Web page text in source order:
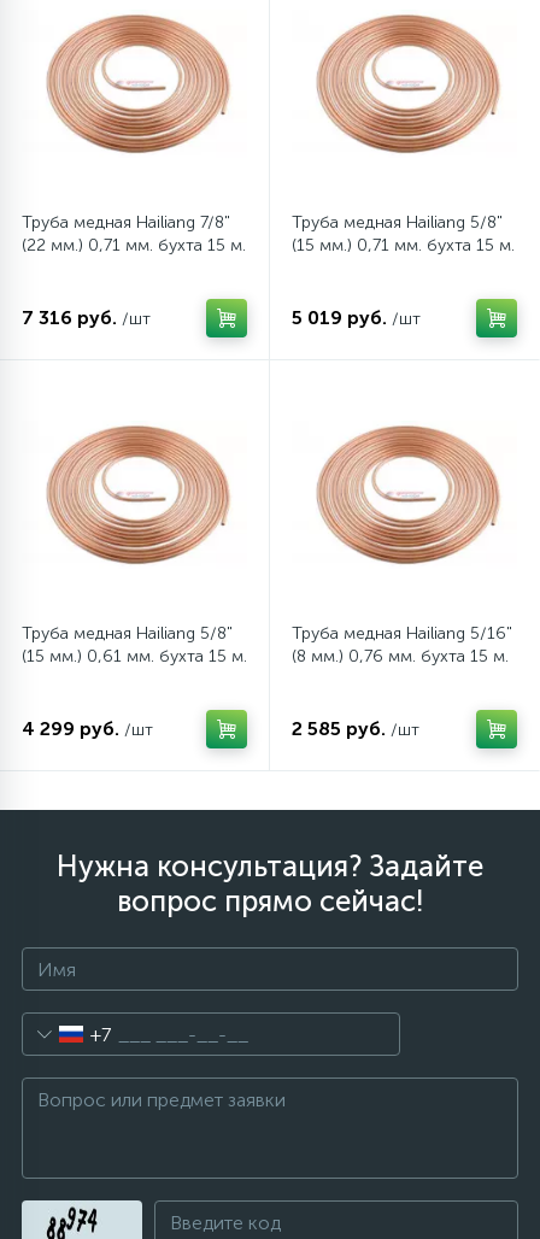
Шкивы барабана
Шланги залива
Щетки двигателя
Электронные модули
30
Труба медная Hailiang 7/8"
(22 мм.) 0,71 мм. бухта 15 м.
7 316 руб. /шт
Труба медная Hailiang 5/8"
(15 мм.) 0,71 мм. бухта 15 м.
5 019 руб. /шт
Труба медная Hailiang 5/8"
(15 мм.) 0,61 мм. бухта 15 м.
4 299 руб. /шт
Труба медная Hailiang 5/16"
(8 мм.) 0,76 мм. бухта 15 м.
2 585 руб. /шт
Нужна консультация? Задайте
вопрос прямо сейчас!
+7